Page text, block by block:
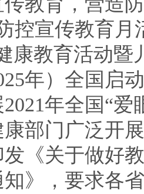
控宣传教育月
康教育活动
年）全国启
2021年全国“
部门广泛开
《关于做好
》，要求各